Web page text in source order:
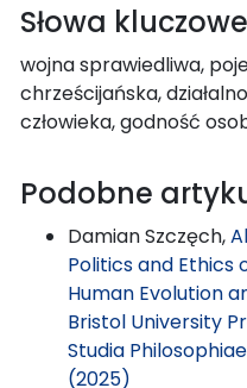
Słowa
wojna sprawiedliwa,
chrześcijańska,
człowieka, godność
Podobne
Damian Szczęch,
Politics and Ethics
Human Evolution
Bristol University
Studia
(2025)